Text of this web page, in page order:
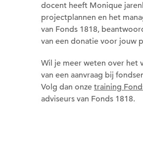
docent heeft Monique
projectplannen en het
van Fonds 1818,
van een donatie voor jouw
Wil je meer weten over het
van een aanvraag bij
Volg dan onze training
adviseurs van Fonds 1818.
Wil je nu
Ja
Wil je nu